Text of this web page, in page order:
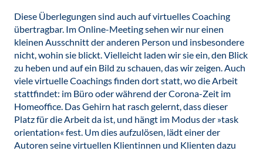
Diese Überlegungen sind auch auf virtuelles Coaching
übertragbar. Im Online-Meeting sehen wir nur einen
kleinen Ausschnitt der anderen Person und insbesondere
nicht, wohin sie blickt. Vielleicht laden wir sie ein, den Blick
zu heben und auf ein Bild zu schauen, das wir zeigen. Auch
viele virtuelle Coachings finden dort statt, wo die Arbeit
stattfindet: im Büro oder während der Corona-Zeit im
Homeoffice. Das Gehirn hat rasch gelernt, dass dieser
Platz für die Arbeit da ist, und hängt im Modus der »task
orientation« fest. Um dies aufzulösen, lädt einer der
Autoren seine virtuellen Klientinnen und Klienten dazu